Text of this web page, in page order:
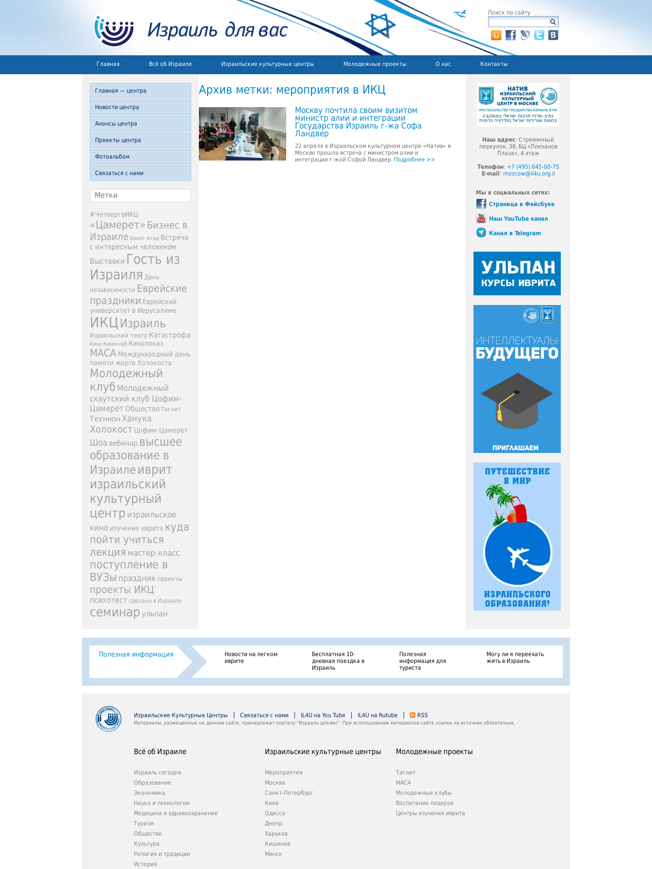
Поиск по сайту
Главная Всё об Израиле Израильские культурные центры Молодежные проекты О нас Контакты
Главная — центра
Новости центра
Анонсы центра
Проекты центра
Фотоальбом
Связаться с нами
Метки
#ЧетвергвИКЦ
«Цамерет» Бизнес в
Израиле Бинат Атид Встреча
с интересным человеком
Выставки Гость из
Израиля День
независимости Еврейские
праздники Еврейский
университет в Иерусалиме
ИКЦ Израиль
Израильский театр Катастрофа
Кино Киноклуб Кинопоказ
МАСА Международный день
памяти жертв Холокоста
Молодежный
клуб Молодежный
скаутский клуб Цофим-
Цамерет Общество Таглит
Технион Ханука
Холокост Цофим-Цамерет
Шоа вебинар высшее
образование в
Израиле иврит
израильский
культурный
центр израильское
кино изучение иврита куда
пойти учиться
лекция мастер-класс
поступление в
ВУЗы праздник проекты
проекты ИКЦ
психотест сделано в Израиле
семинар ульпан
Архив метки: мероприятия в ИКЦ
Москву почтила своим визитом
министр алии и интеграции
Государства Израиль г-жа Софа
Ландвер
22 апреля в Израильском культурном центре «Натив» в
Москве прошла встреча с министром алии и
интеграции г-жой Софой Ландвер. Подробнее >>
Наш адрес: Стремянный
переулок, 38, БЦ «Плеханов
Плаза», 4 этаж
Телефон: +7 (495) 645-00-75
E-mail : moscow@il4u.org.il
Мы в социальных сетях:
Страница в Фейсбуке
Наш YouTube канал
Канал в Telegram
Полезная информация
Новости на легком
иврите
Бесплатная 10-
дневная поездка в
Израиль
Полезная
информация для
туриста
Могу ли я переехать
жить в Израиль
Израильские Культурные Центры Связаться с нами IL4U на You Tube IL4U на Rutube RSS
Материалы, размещенные на данном сайте, принадлежат порталу "Израиль для вас". При использовании материалов сайта ссылка на источник обязательна.
Всё об Израиле
Израиль сегодня
Образование
Экономика
Наука и технологии
Медицина и здравоохранение
Туризм
Общество
Культура
Религия и традиции
История
Израильские культурные центры
Мероприятия
Москва
Санкт-Петербург
Киев
Одесса
Днепр
Харьков
Кишинев
Минск
Молодежные проекты
Таглит
МАСА
Молодежные клубы
Воспитание лидеров
Центры изучения иврита